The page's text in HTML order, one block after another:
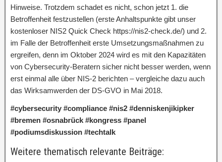
Hinweise. Trotzdem schadet es nicht, schon jetzt 1. die
Betroffenheit festzustellen (erste Anhaltspunkte gibt unser
kostenloser NIS2 Quick Check https://nis2-check.de/) und 2.
im Falle der Betroffenheit erste Umsetzungsmaßnahmen zu
ergreifen, denn im Oktober 2024 wird es mit den Kapazitäten
von Cybersecurity-Beratern sicher nicht besser werden, wenn
erst einmal alle über NIS-2 berichten – vergleiche dazu auch
das Wirksamwerden der DS-GVO in Mai 2018.
#cybersecurity #compliance #nis2 #denniskenjikipker
#bremen #osnabrück #kongress #panel
#podiumsdiskussion #techtalk
Weitere thematisch relevante Beiträge: